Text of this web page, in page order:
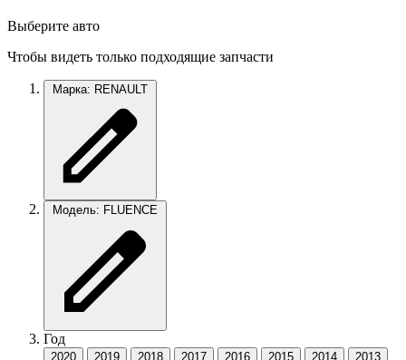
Выберите авто
Чтобы видеть только подходящие запчасти
Марка: RENAULT
Модель: FLUENCE
Год
2020 2019 2018 2017 2016 2015 2014 2013